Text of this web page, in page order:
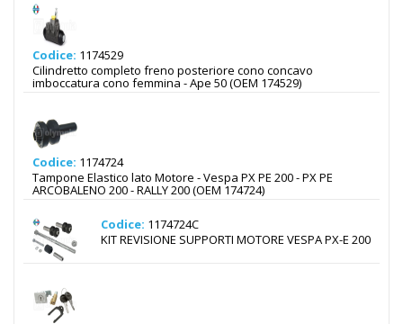
Codice: 1174529
Cilindretto completo freno posteriore cono concavo
imboccatura cono femmina - Ape 50 (OEM 174529)
Codice: 1174724
Tampone Elastico lato Motore - Vespa PX PE 200 - PX PE
ARCOBALENO 200 - RALLY 200 (OEM 174724)
Codice: 1174724C
KIT REVISIONE SUPPORTI MOTORE VESPA PX-E 200